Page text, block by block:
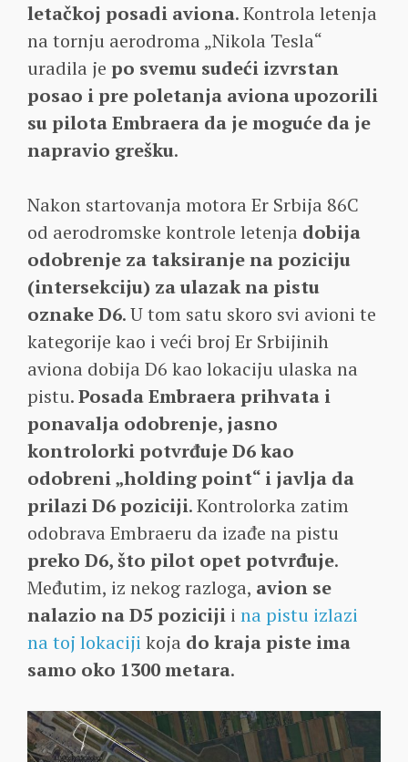
letačkoj posadi aviona. Kontrola letenja
na tornju aerodroma „Nikola Tesla“
uradila je po svemu sudeći izvrstan
posao i pre poletanja aviona upozorili
su pilota Embraera da je moguće da je
napravio grešku.
Nakon startovanja motora Er Srbija 86C
od aerodromske kontrole letenja dobija
odobrenje za taksiranje na poziciju
(intersekciju) za ulazak na pistu
oznake D6. U tom satu skoro svi avioni te
kategorije kao i veći broj Er Srbijinih
aviona dobija D6 kao lokaciju ulaska na
pistu.Posada Embraera prihvata i
ponavalja odobrenje, jasno
kontrolorki potvrđuje D6 kao
odobreni „holding point“ i javlja da
prilazi D6 poziciji. Kontrolorka zatim
odobrava Embraeru da izađe na pistu
preko D6, što pilot opet potvrđuje.
Međutim, iz nekog razloga, avion se
nalazio na D5 poziciji i na pistu izlazi
na toj lokaciji koja do kraja piste ima
samo oko 1300 metara.